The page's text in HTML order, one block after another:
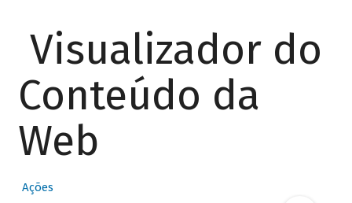
Visualizador do
Conteúdo da
Web
Ações